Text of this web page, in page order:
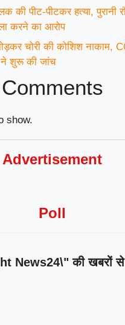
की पीट-पीटकर हत्या,
करने का आरोप
चोरी की कोशिश नाकाम,
शुरू की जांच
show.
Advertisement
Poll
News24\" की खबरों से